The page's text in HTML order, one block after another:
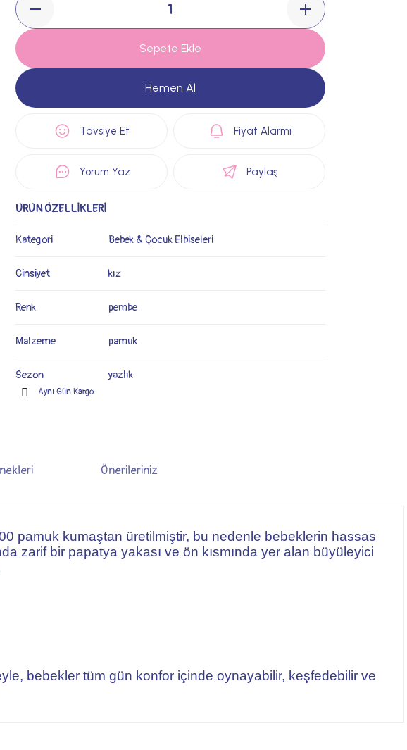
Sepete Ekle
Hemen Al
Tavsiye Et Fiyat Alarmı
Yorum Yaz Paylaş
ÜRÜN ÖZELLİKLERİ
Kategori Bebek & Çocuk Elbiseleri
Cinsiyet kız
Renk pembe
Malzeme pamuk
Sezon yazlık
Aynı Gün Kargo
Önerileriniz
pamuk kumaştan üretilmiştir, bu nedenle bebeklerin hassas
zarif bir papatya yakası ve ön kısmında yer alan büyüleyici
bebekler tüm gün konfor içinde oynayabilir, keşfedebilir ve